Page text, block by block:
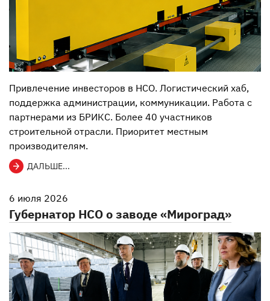
Привлечение инвесторов в НСО. Логистический хаб,
поддержка администрации, коммуникации. Работа с
партнерами из БРИКС. Более 40 участников
строительной отрасли. Приоритет местным
производителям.
ДАЛЬШЕ...
6 июля 2026
Губернатор НСО о заводе «Мироград»